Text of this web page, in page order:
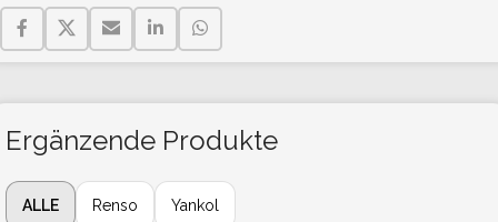
Ergänzende Produkte
ALLE Renso Yankol